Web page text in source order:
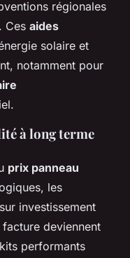
régionales
Ces aides
solaire et
notamment pour
à long terme
prix panneau
les
investissement
deviennent
performants